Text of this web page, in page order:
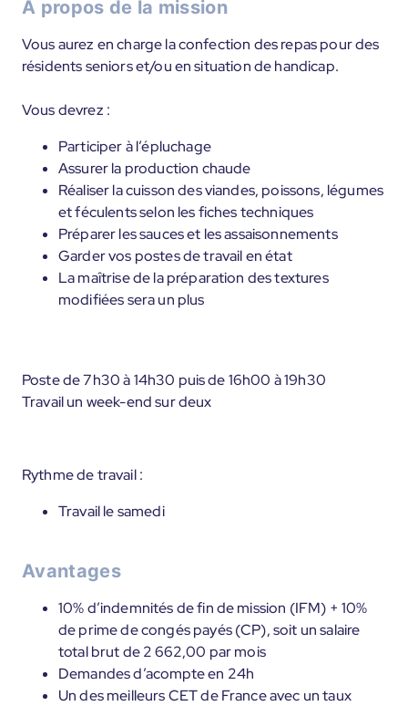
À propos de la mission
Vous aurez en charge la confection des repas pour des
résidents seniors et/ou en situation de handicap.
Vous devrez :
Participer à l’épluchage
Assurer la production chaude
Réaliser la cuisson des viandes, poissons, légumes
et féculents selon les fiches techniques
Préparer les sauces et les assaisonnements
Garder vos postes de travail en état
La maîtrise de la préparation des textures
modifiées sera un plus
Poste de 7h30 à 14h30 puis de 16h00 à 19h30
Travail un week-end sur deux
Rythme de travail :
Travail le samedi
Avantages
10% d’indemnités de fin de mission (IFM) + 10%
de prime de congés payés (CP), soit un salaire
total brut de 2 662,00 par mois
Demandes d’acompte en 24h
Un des meilleurs CET de France avec un taux